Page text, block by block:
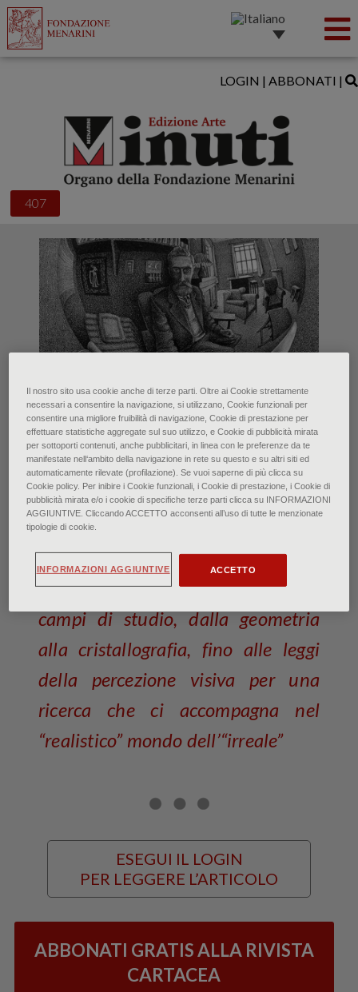
407
LOGIN | ABBONATI |
Maurits, All M.C. Escher works
© 2022 The M.C. Escher Company. All rights
reserved (particolare)
Maurits Cornelis Escher:
visioni impossibili
Approfondite indagini in differenti
campi di studio, dalla geometria
alla cristallografia, fino alle leggi
della percezione visiva per una
ricerca che ci accompagna nel
“realistico” mondo dell’“irreale”
ESEGUI IL LOGIN
PER LEGGERE L’ARTICOLO
ABBONATI GRATIS ALLA RIVISTA
CARTACEA
Il nostro sito usa cookie anche di terze parti. Oltre ai Cookie strettamente
necessari a consentire la navigazione, si utilizzano, Cookie funzionali per
consentire una migliore fruibilità di navigazione, Cookie di prestazione per
effettuare statistiche aggregate sul suo utilizzo, e Cookie di pubblicità mirata
per sottoporti contenuti, anche pubblicitari, in linea con le preferenze da te
manifestate nell‘ambito della navigazione in rete su questo e su altri siti ed
automaticamente rilevate (profilazione). Se vuoi saperne di più clicca su
Cookie policy. Per inibire i Cookie funzionali, i Cookie di prestazione, i Cookie di
pubblicità mirata e/o i cookie di specifiche terze parti clicca su INFORMAZIONI
AGGIUNTIVE. Cliccando ACCETTO acconsenti all’uso di tutte le menzionate
tipologie di cookie.
ACCETTO
INFORMAZIONI AGGIUNTIVE